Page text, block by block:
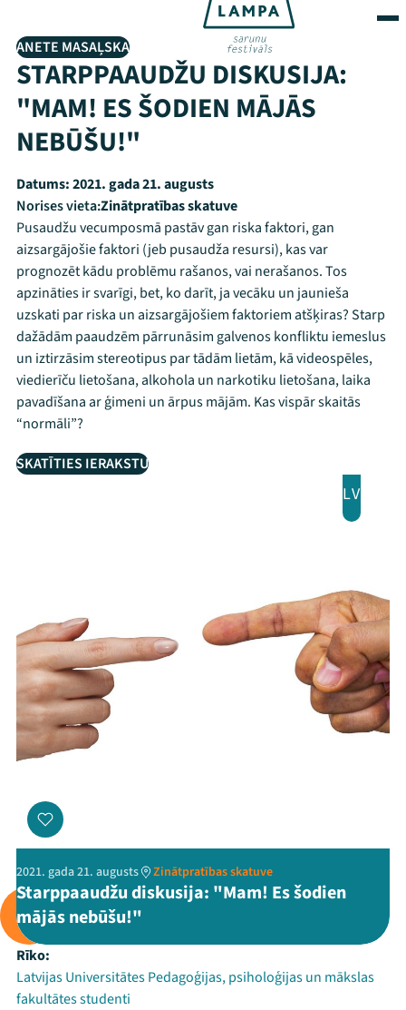
ANETE MASAĻSKA
STARPPAAUDŽU DISKUSIJA:
"MAM! ES ŠODIEN MĀJĀS
NEBŪŠU!"
Datums:2021. gada 21. augusts
Norises vieta:Zinātpratības skatuve
Pusaudžu vecumposmā pastāv gan riska faktori, gan
aizsargājošie faktori (jeb pusaudža resursi), kas var
prognozēt kādu problēmu rašanos, vai nerašanos. Tos
apzināties ir svarīgi, bet, ko darīt, ja vecāku un jaunieša
uzskati par riska un aizsargājošiem faktoriem atšķiras? Starp
dažādām paaudzēm pārrunāsim galvenos konfliktu iemeslus
un iztirzāsim stereotipus par tādām lietām, kā videospēles,
viedierīču lietošana, alkohola un narkotiku lietošana, laika
pavadīšana ar ģimeni un ārpus mājām. Kas vispār skaitās
“normāli”?
SKATĪTIES IERAKSTU
LV
2021. gada 21. augusts Zinātpratības skatuve
Starppaaudžu diskusija: "Mam! Es šodien
mājās nebūšu!"
Rīko:
Latvijas Universitātes Pedagoģijas, psiholoģijas un mākslas
fakultātes studenti